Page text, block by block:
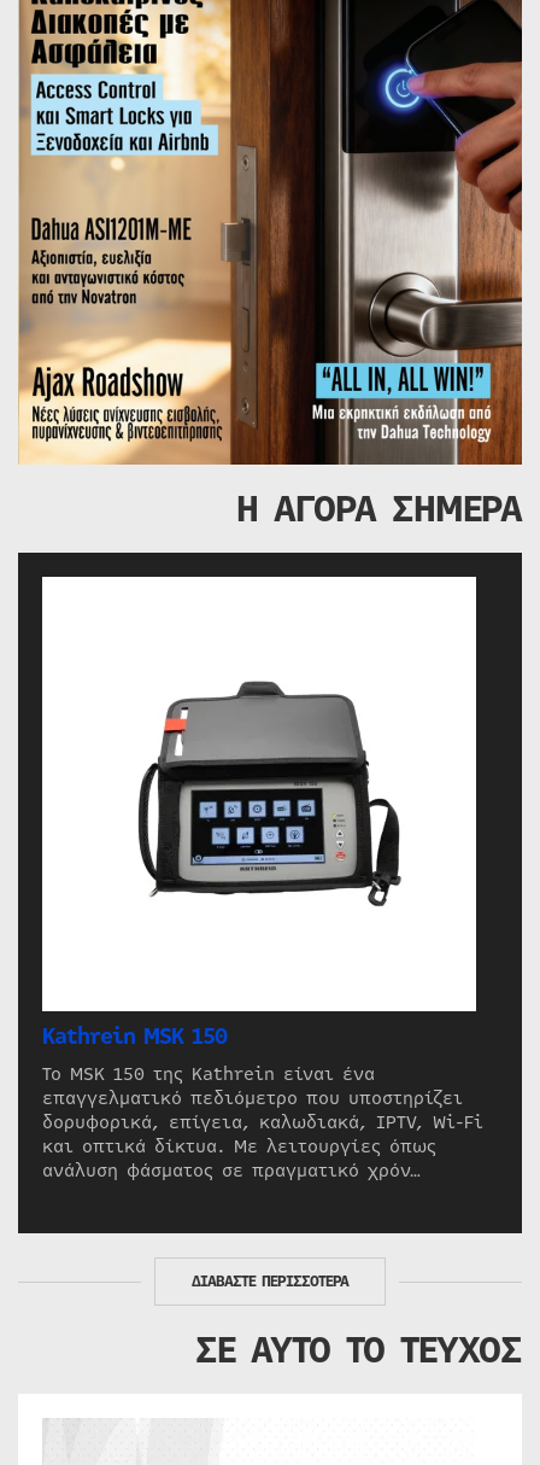
Η ΑΓΟΡΑ ΣΗΜΕΡΑ
Kathrein MSK 150
Το MSK 150 της Kathrein είναι ένα
επαγγελματικό πεδιόμετρο που υποστηρίζει
δορυφορικά, επίγεια, καλωδιακά, IPTV, Wi-Fi
και οπτικά δίκτυα. Με λειτουργίες όπως
ανάλυση φάσματος σε πραγματικό χρόν…
ΔΙΑΒΑΣΤΕ ΠΕΡΙΣΣΟΤΕΡΑ
ΣΕ ΑΥΤΟ ΤΟ ΤΕΥΧΟΣ